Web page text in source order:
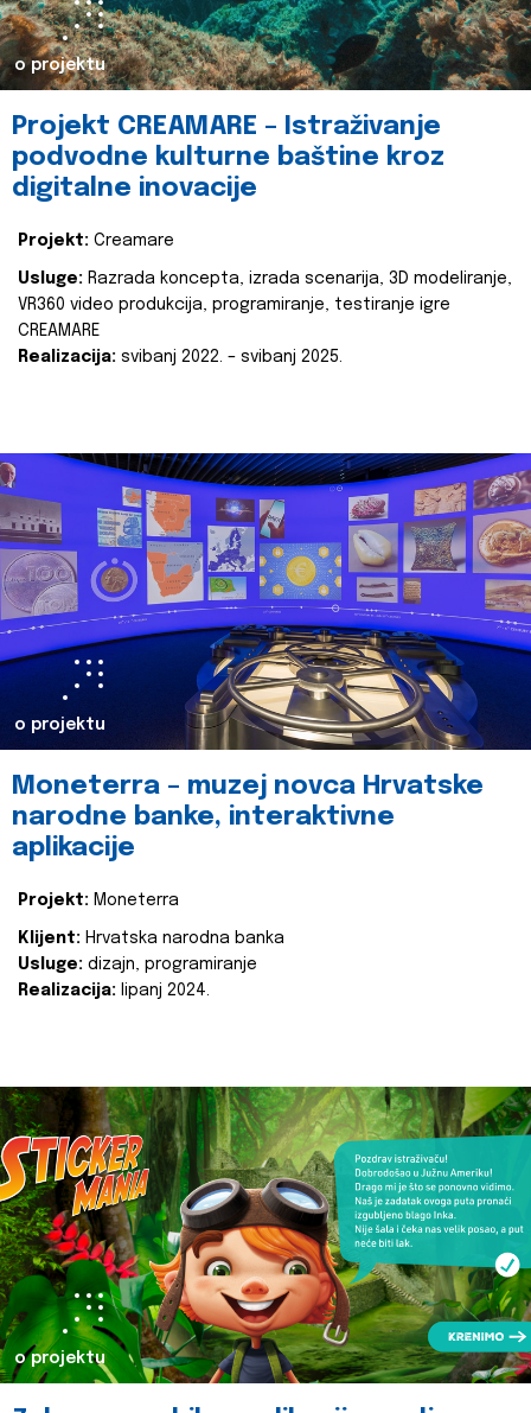
o projektu
Projekt CREAMARE – Istraživanje
podvodne kulturne baštine kroz
digitalne inovacije
Projekt: Creamare
Usluge: Razrada koncepta, izrada scenarija, 3D modeliranje,
VR360 video produkcija, programiranje, testiranje igre
CREAMARE
Realizacija: svibanj 2022. – svibanj 2025.
o projektu
Moneterra – muzej novca Hrvatske
narodne banke, interaktivne
aplikacije
Projekt: Moneterra
Klijent: Hrvatska narodna banka
Usluge: dizajn, programiranje
Realizacija: lipanj 2024.
o projektu